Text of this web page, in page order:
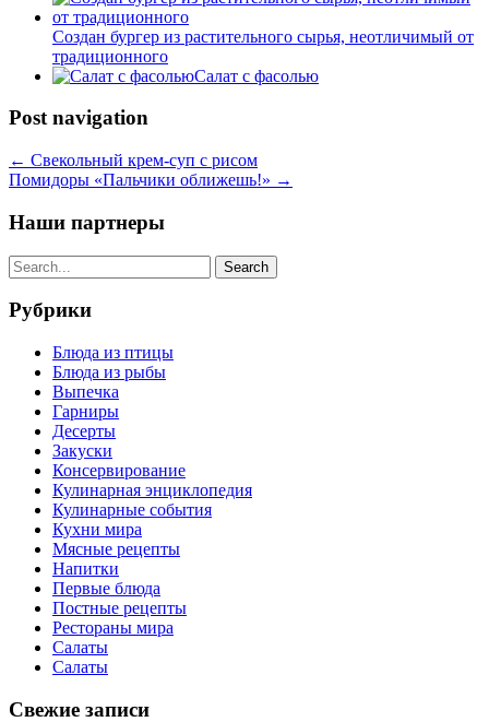
Создан бургер из растительного сырья, неотличимый от
традиционного
Салат с фасолью
Post navigation
← Свекольный крем-суп с рисом
Помидоры «Пальчики оближешь!» →
Наши партнеры
Рубрики
Блюда из птицы
Блюда из рыбы
Выпечка
Гарниры
Десерты
Закуски
Консервирование
Кулинарная энциклопедия
Кулинарные события
Кухни мира
Мясные рецепты
Напитки
Первые блюда
Постные рецепты
Рестораны мира
Салаты
Салаты
Свежие записи